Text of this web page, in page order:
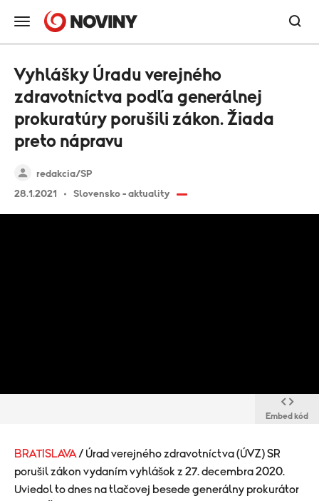
redakcia/SP
28.1.2021
Slovensko - aktuality
Vyhlášky Úradu verejného
zdravotníctva podľa generálnej
prokuratúry porušili zákon. Žiada
preto nápravu
Embed kód
BRATISLAVA / Úrad verejného zdravotníctva (ÚVZ) SR
porušil zákon vydaním vyhlášok z 27. decembra 2020.
Uviedol to dnes na tlačovej besede generálny prokurátor